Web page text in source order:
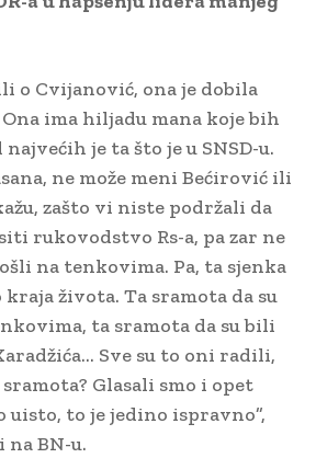
o Cvijanović, ona je dobila
ima hiljadu mana koje bih
najvećih je ta što je u SNSD-u.
ne može meni Bećirović ili
zašto vi niste podržali da
rukovodstvo Rs-a, pa zar ne
na tenkovima. Pa, ta sjenka
života. Ta sramota da su
ta sramota da su bili
Sve su to oni radili,
Glasali smo i opet
uisto, to je jedino ispravno”,
na BN-u.